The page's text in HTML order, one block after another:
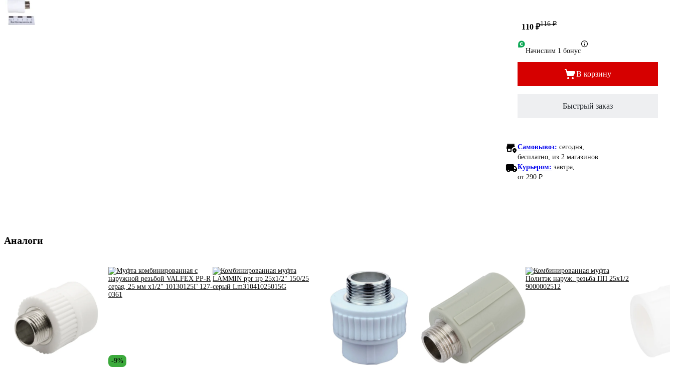
110 ₽116 ₽
Начислим 1 бонус
В корзину
Быстрый заказ
Самовывоз: сегодня,
бесплатно , из 2 магазинов
Курьером: завтра,
от 290 ₽
Аналоги
-9%